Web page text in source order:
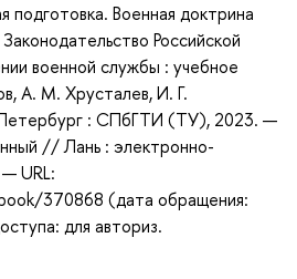
Военная доктрина
Российской
военной службы : учебное
А. М. Хрусталев, И. Г.
: СПбГТИ (ТУ), 2023. —
// Лань : электронно-
URL:
370868 (дата обращения:
для авториз.